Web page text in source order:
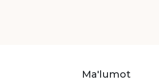
Ma'lumot